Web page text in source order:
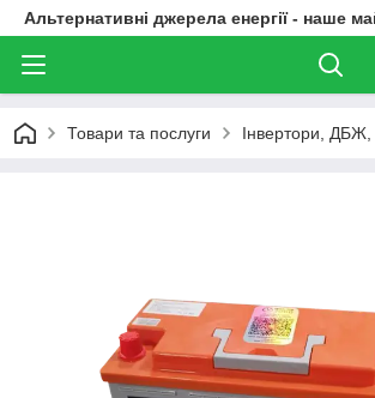
Альтернативні джерела енергії - наше
Товари та послуги Інвертори, ДБЖ,